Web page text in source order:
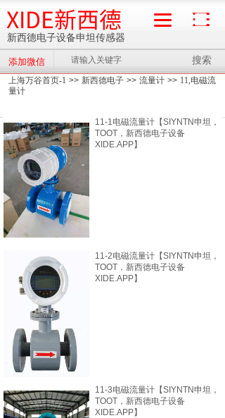
上海万谷首页-1 >> 新西德电子 >> 流量计 >> 11,电磁流
量计
11-1电磁流量计【SIYNTN申坦，
TOOT，新西德电子设备
XIDE.APP】
11-2电磁流量计【SIYNTN申坦，
TOOT，新西德电子设备
XIDE.APP】
11-3电磁流量计【SIYNTN申坦，
TOOT，新西德电子设备
XIDE.APP】
搜索
添加微信
新西德电子设备申坦传感器
XIDE新西德